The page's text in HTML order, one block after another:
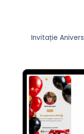
Invitație